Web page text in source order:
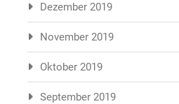
Dezember 2019
November 2019
Oktober 2019
September 2019